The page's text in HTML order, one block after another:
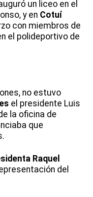
un liceo en el
y en Cotuí
con miembros de
el polideportivo de
no estuvo
el presidente Luis
la oficina de
que
Raquel
del